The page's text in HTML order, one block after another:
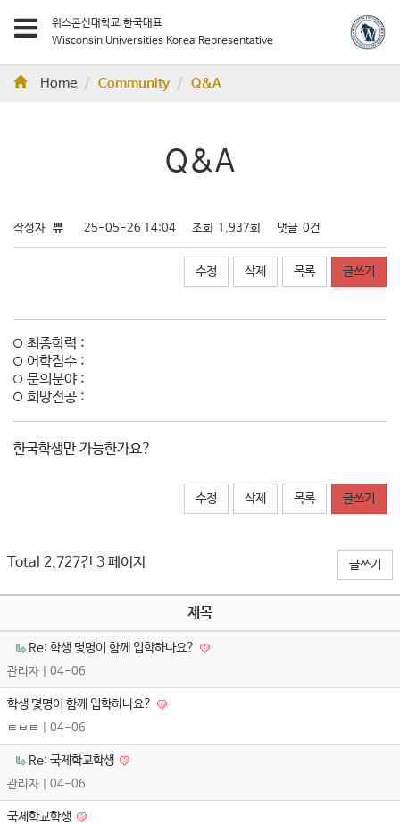
위스콘신대학교 한국대표
Wisconsin Universities Korea Representative
Home Community Q&A
Q&A
작성자 쀼 25-05-26 14:04 조회 1,937회 댓글 0건
수정 삭제 목록 글쓰기
최종학력 :
어학점수 :
문의분야 :
희망전공 :
한국학생만 가능한가요?
수정 삭제 목록 글쓰기
Total 2,727건 3 페이지 글쓰기
제목
Re: 학생 몇명이 함께 입학하나요?
관리자 | 04-06
학생 몇명이 함께 입학하나요?
ㅌㅂㅌ | 04-06
Re: 국제학교학생
관리자 | 04-06
국제학교학생